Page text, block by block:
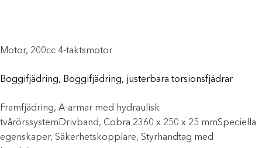
Motor, 200cc 4-taktsmotor
Boggifjädring, Boggifjädring, justerbara torsionsfjädrar
Framfjädring, A-armar med hydraulisk
tvårörssystemDrivband, Cobra 2360 x 250 x 25 mmSpeciella
egenskaper, Säkerhetskopplare, Styrhandtag med